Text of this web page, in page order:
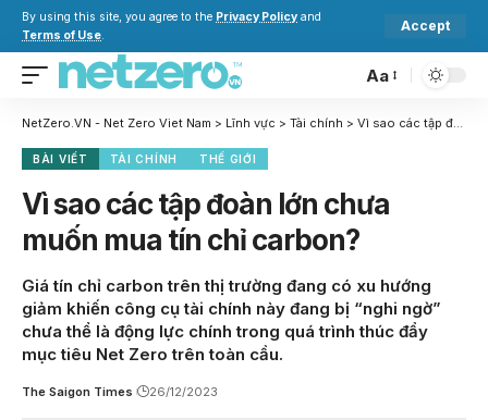
By using this site, you agree to the Privacy Policy and
Terms of Use.
Accept
Aa
NetZero.VN - Net Zero Viet Nam > Lĩnh vực > Tài chính > Vì sao các tập đoàn lớn chưa muốn mua tín chỉ carbon?
BÀI VIẾT TÀI CHÍNH THẾ GIỚI
Vì sao các tập đoàn lớn chưa
muốn mua tín chỉ carbon?
Giá tín chỉ carbon trên thị trường đang có xu hướng
giảm khiến công cụ tài chính này đang bị “nghi ngờ”
chưa thể là động lực chính trong quá trình thúc đẩy
mục tiêu Net Zero trên toàn cầu.
The Saigon Times 26/12/2023